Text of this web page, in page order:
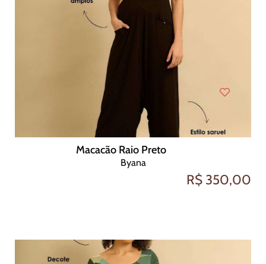
Macacão Raio Preto
Byana
R$ 350,00